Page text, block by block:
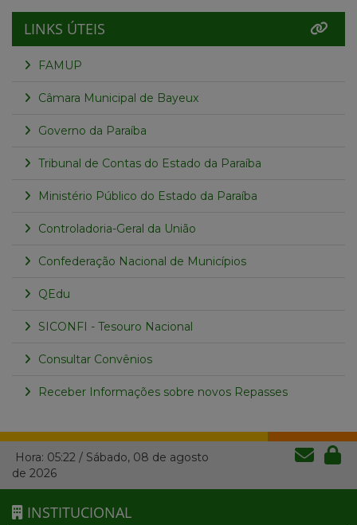
LINKS ÚTEIS
FAMUP
Câmara Municipal de Bayeux
Governo da Paraíba
Tribunal de Contas do Estado da Paraíba
Ministério Público do Estado da Paraíba
Controladoria-Geral da União
Confederação Nacional de Municípios
QEdu
SICONFI - Tesouro Nacional
Consultar Convênios
Receber Informações sobre novos Repasses
Hora: 05:22 / Sábado, 08 de agosto
de 2026
INSTITUCIONAL